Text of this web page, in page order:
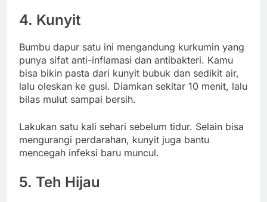
4. Kunyit
Bumbu dapur satu ini mengandung kurkumin yang
punya sifat anti-inflamasi dan antibakteri. Kamu
bisa bikin pasta dari kunyit bubuk dan sedikit air,
lalu oleskan ke gusi. Diamkan sekitar 10 menit, lalu
bilas mulut sampai bersih.
Lakukan satu kali sehari sebelum tidur. Selain bisa
mengurangi perdarahan, kunyit juga bantu
mencegah infeksi baru muncul.
5. Teh Hijau